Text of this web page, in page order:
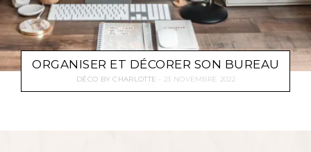
ORGANISER ET DÉCORER SON BUREAU
DÉCO BYCHARLOTTE 23 NOVEMBRE 2022